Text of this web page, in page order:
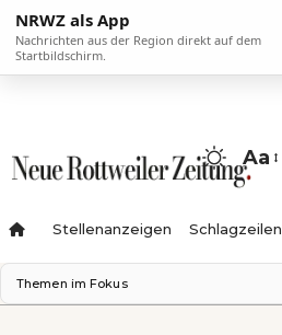
NRWZ als App
Nachrichten aus der Region direkt auf dem
Startbildschirm.
Aa
Stellenanzeigen Schlagzeilen
Themen im Fokus